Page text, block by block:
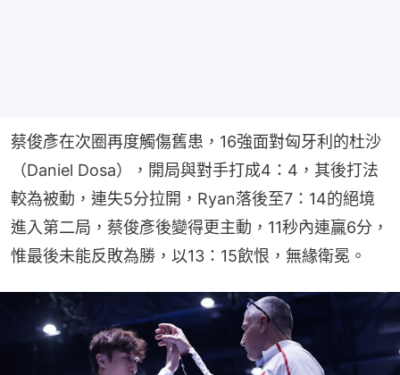
蔡俊彥在次圈再度觸傷舊患，16強面對匈牙利的杜沙
（Daniel Dosa），開局與對手打成4：4，其後打法
較為被動，連失5分拉開，Ryan落後至7：14的絕境
進入第二局，蔡俊彥後變得更主動，11秒內連贏6分，
惟最後未能反敗為勝，以13：15飲恨，無緣衛冕。